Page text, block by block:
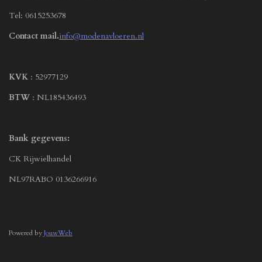
Tel: 0615253678
Contact mail.info@modenavloeren.nl
KVK : 52977129
BTW : NL185436493
Bank gegevens:
CK Rijwielhandel
NL97RABO 0136266916
Powered byJouwWeb